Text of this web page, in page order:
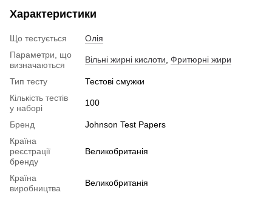
Характеристики
Що тестується
Олія
Параметри, що
визначаються
Вільні жирні кислоти Фритюрні жири
Тип тесту
Тестові смужки
Кількість тестів
у наборі
100
Бренд
Johnson Test Papers
Країна
реєстрації
бренду
Великобританія
Країна
виробництва
Великобританія